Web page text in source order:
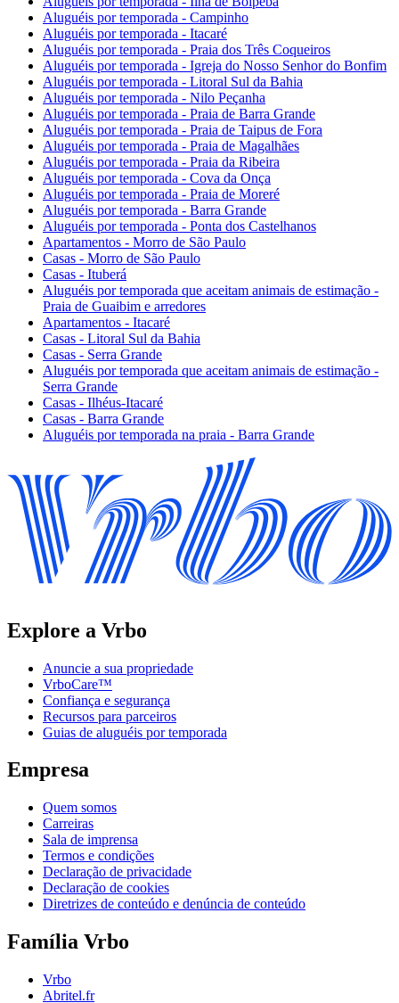
Aluguéis por temporada - Campinho
Aluguéis por temporada - Itacaré
Aluguéis por temporada - Praia dos Três Coqueiros
Aluguéis por temporada - Igreja do Nosso Senhor do Bonfim
Aluguéis por temporada - Litoral Sul da Bahia
Aluguéis por temporada - Nilo Peçanha
Aluguéis por temporada - Praia de Barra Grande
Aluguéis por temporada - Praia de Taipus de Fora
Aluguéis por temporada - Praia de Magalhães
Aluguéis por temporada - Praia da Ribeira
Aluguéis por temporada - Cova da Onça
Aluguéis por temporada - Praia de Moreré
Aluguéis por temporada - Barra Grande
Aluguéis por temporada - Ponta dos Castelhanos
Apartamentos - Morro de São Paulo
Casas - Morro de São Paulo
Casas - Ituberá
Aluguéis por temporada que aceitam animais de estimação -
Praia de Guaibim e arredores
Apartamentos - Itacaré
Casas - Litoral Sul da Bahia
Casas - Serra Grande
Aluguéis por temporada que aceitam animais de estimação -
Serra Grande
Casas - Ilhéus-Itacaré
Casas - Barra Grande
Aluguéis por temporada na praia - Barra Grande
Explore a Vrbo
Anuncie a sua propriedade
VrboCare™
Confiança e segurança
Recursos para parceiros
Guias de aluguéis por temporada
Empresa
Quem somos
Carreiras
Sala de imprensa
Termos e condições
Declaração de privacidade
Declaração de cookies
Diretrizes de conteúdo e denúncia de conteúdo
Família Vrbo
Vrbo
Abritel.fr